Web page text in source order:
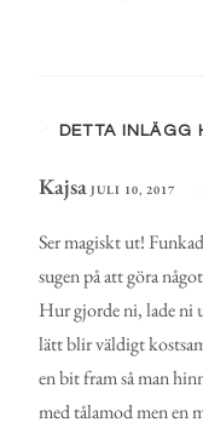
DETTA INLÄGG
Kajsa JULI 10, 2017
Ser magiskt ut!
sugen på att göra
Hur gjorde ni, lade ni
lätt blir väldigt
en bit fram så man
med tålamod men en